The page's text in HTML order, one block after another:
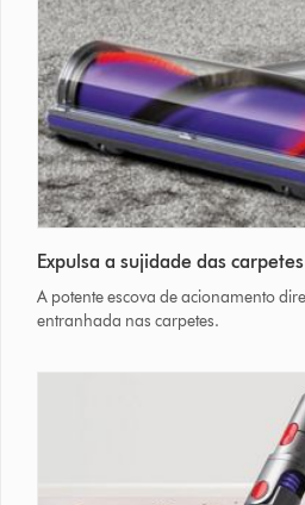
Expulsa a sujidade das carpetes
A potente escova de acionamento
entranhada nas carpetes.